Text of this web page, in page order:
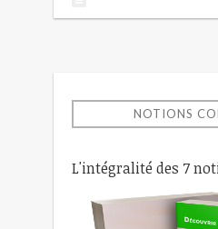
NOTIONS
L'intégralité des 7